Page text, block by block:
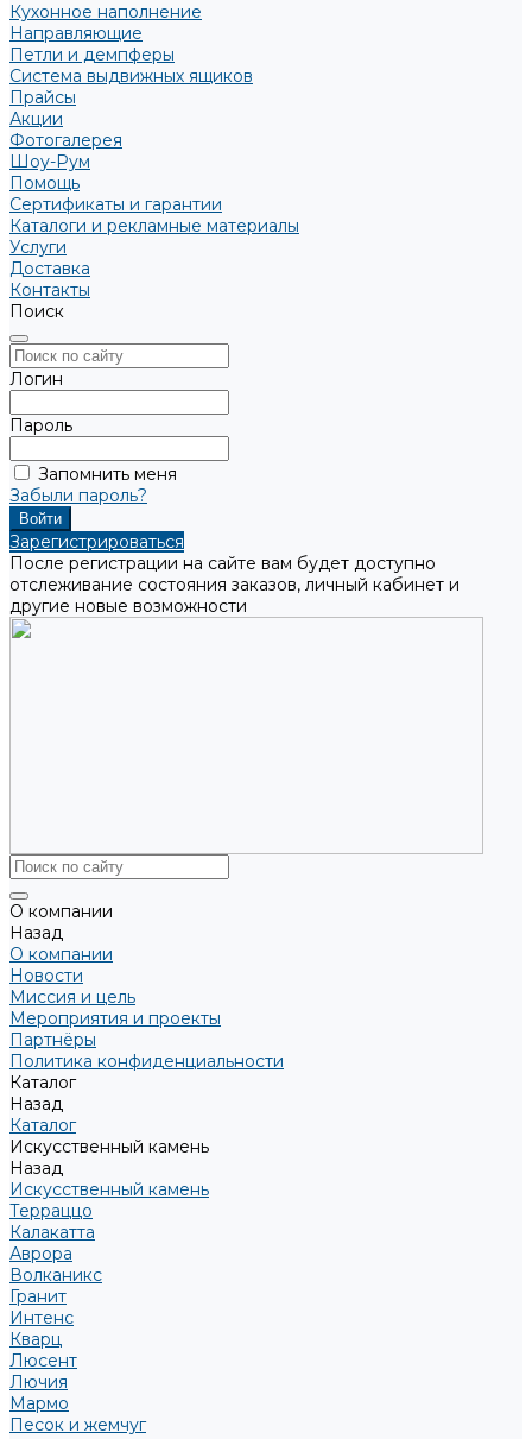
Кухонное наполнение
Направляющие
Петли и демпферы
Система выдвижных ящиков
Прайсы
Акции
Фотогалерея
Шоу-Рум
Помощь
Сертификаты и гарантии
Каталоги и рекламные материалы
Услуги
Доставка
Контакты
Поиск
Логин
Пароль
Запомнить меня
Забыли пароль?
Зарегистрироваться
После регистрации на сайте вам будет доступно
отслеживание состояния заказов, личный кабинет и
другие новые возможности
О компании
Назад
О компании
Новости
Миссия и цель
Мероприятия и проекты
Партнёры
Политика конфиденциальности
Каталог
Назад
Каталог
Искусственный камень
Назад
Искусственный камень
Терраццо
Калакатта
Аврора
Волканикс
Гранит
Интенс
Кварц
Люсент
Лючия
Мармо
Песок и жемчуг